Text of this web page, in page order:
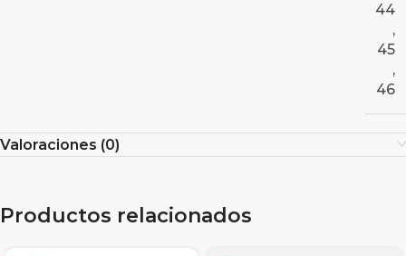
44
,
45
,
46
Valoraciones (0)
Productos relacionados